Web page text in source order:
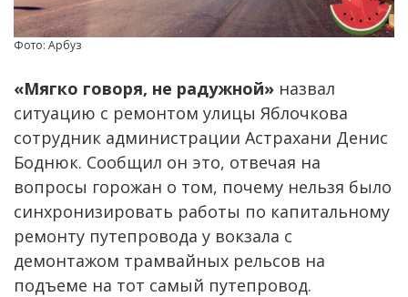
Фото: Арбуз
«Мягко говоря, не радужной» назвал
ситуацию с ремонтом улицы Яблочкова
сотрудник администрации Астрахани Денис
Боднюк. Сообщил он это, отвечая на
вопросы горожан о том, почему нельзя было
синхронизировать работы по капитальному
ремонту путепровода у вокзала с
демонтажом трамвайных рельсов на
подъеме на тот самый путепровод.